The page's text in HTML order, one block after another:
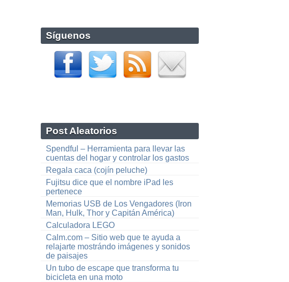
Síguenos
Post Aleatorios
Spendful – Herramienta para llevar las
cuentas del hogar y controlar los gastos
Regala caca (cojín peluche)
Fujitsu dice que el nombre iPad les
pertenece
Memorias USB de Los Vengadores (Iron
Man, Hulk, Thor y Capitán América)
Calculadora LEGO
Calm.com – Sitio web que te ayuda a
relajarte mostrándo imágenes y sonidos
de paisajes
Un tubo de escape que transforma tu
bicicleta en una moto